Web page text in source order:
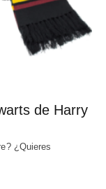
de Harry
¿Quieres